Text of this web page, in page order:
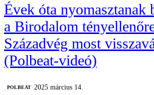
Évek óta nyomasztanak
a Birodalom
Századvég most
(Polbeat-videó)
‎POLBEAT
2025 március 14.